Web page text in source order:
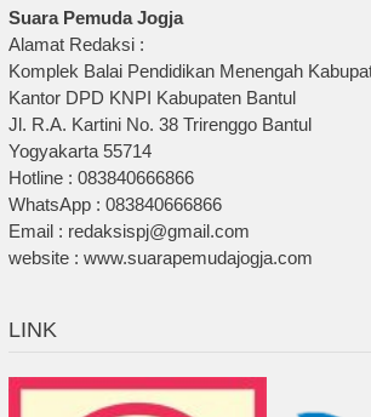
Suara Pemuda Jogja
Alamat Redaksi :
Komplek Balai Pendidikan Menengah
Kantor DPD KNPI Kabupaten Bantul
Jl. R.A. Kartini No. 38 Trirenggo Bantul
Yogyakarta 55714
Hotline : 083840666866
WhatsApp : 083840666866
Email : redaksispj@gmail.com
website : www.suarapemudajogja.com
LINK